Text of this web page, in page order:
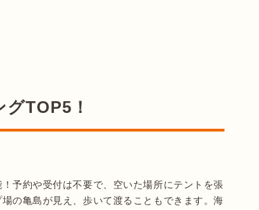
TOP5！
予約や受付は不要で、空いた場所にテントを張
の亀島が見え、歩いて渡ることもできます。海